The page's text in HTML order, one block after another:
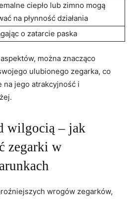
ciepło lub zimno mogą
na płynność działania
o‍ zatarcie paska
⁣można znacząco
ulubionego zegarka, co
na jego atrakcyjność‍ i
wilgocią – ⁢jak
zegarki ‌w
⁣wrogów zegarków,